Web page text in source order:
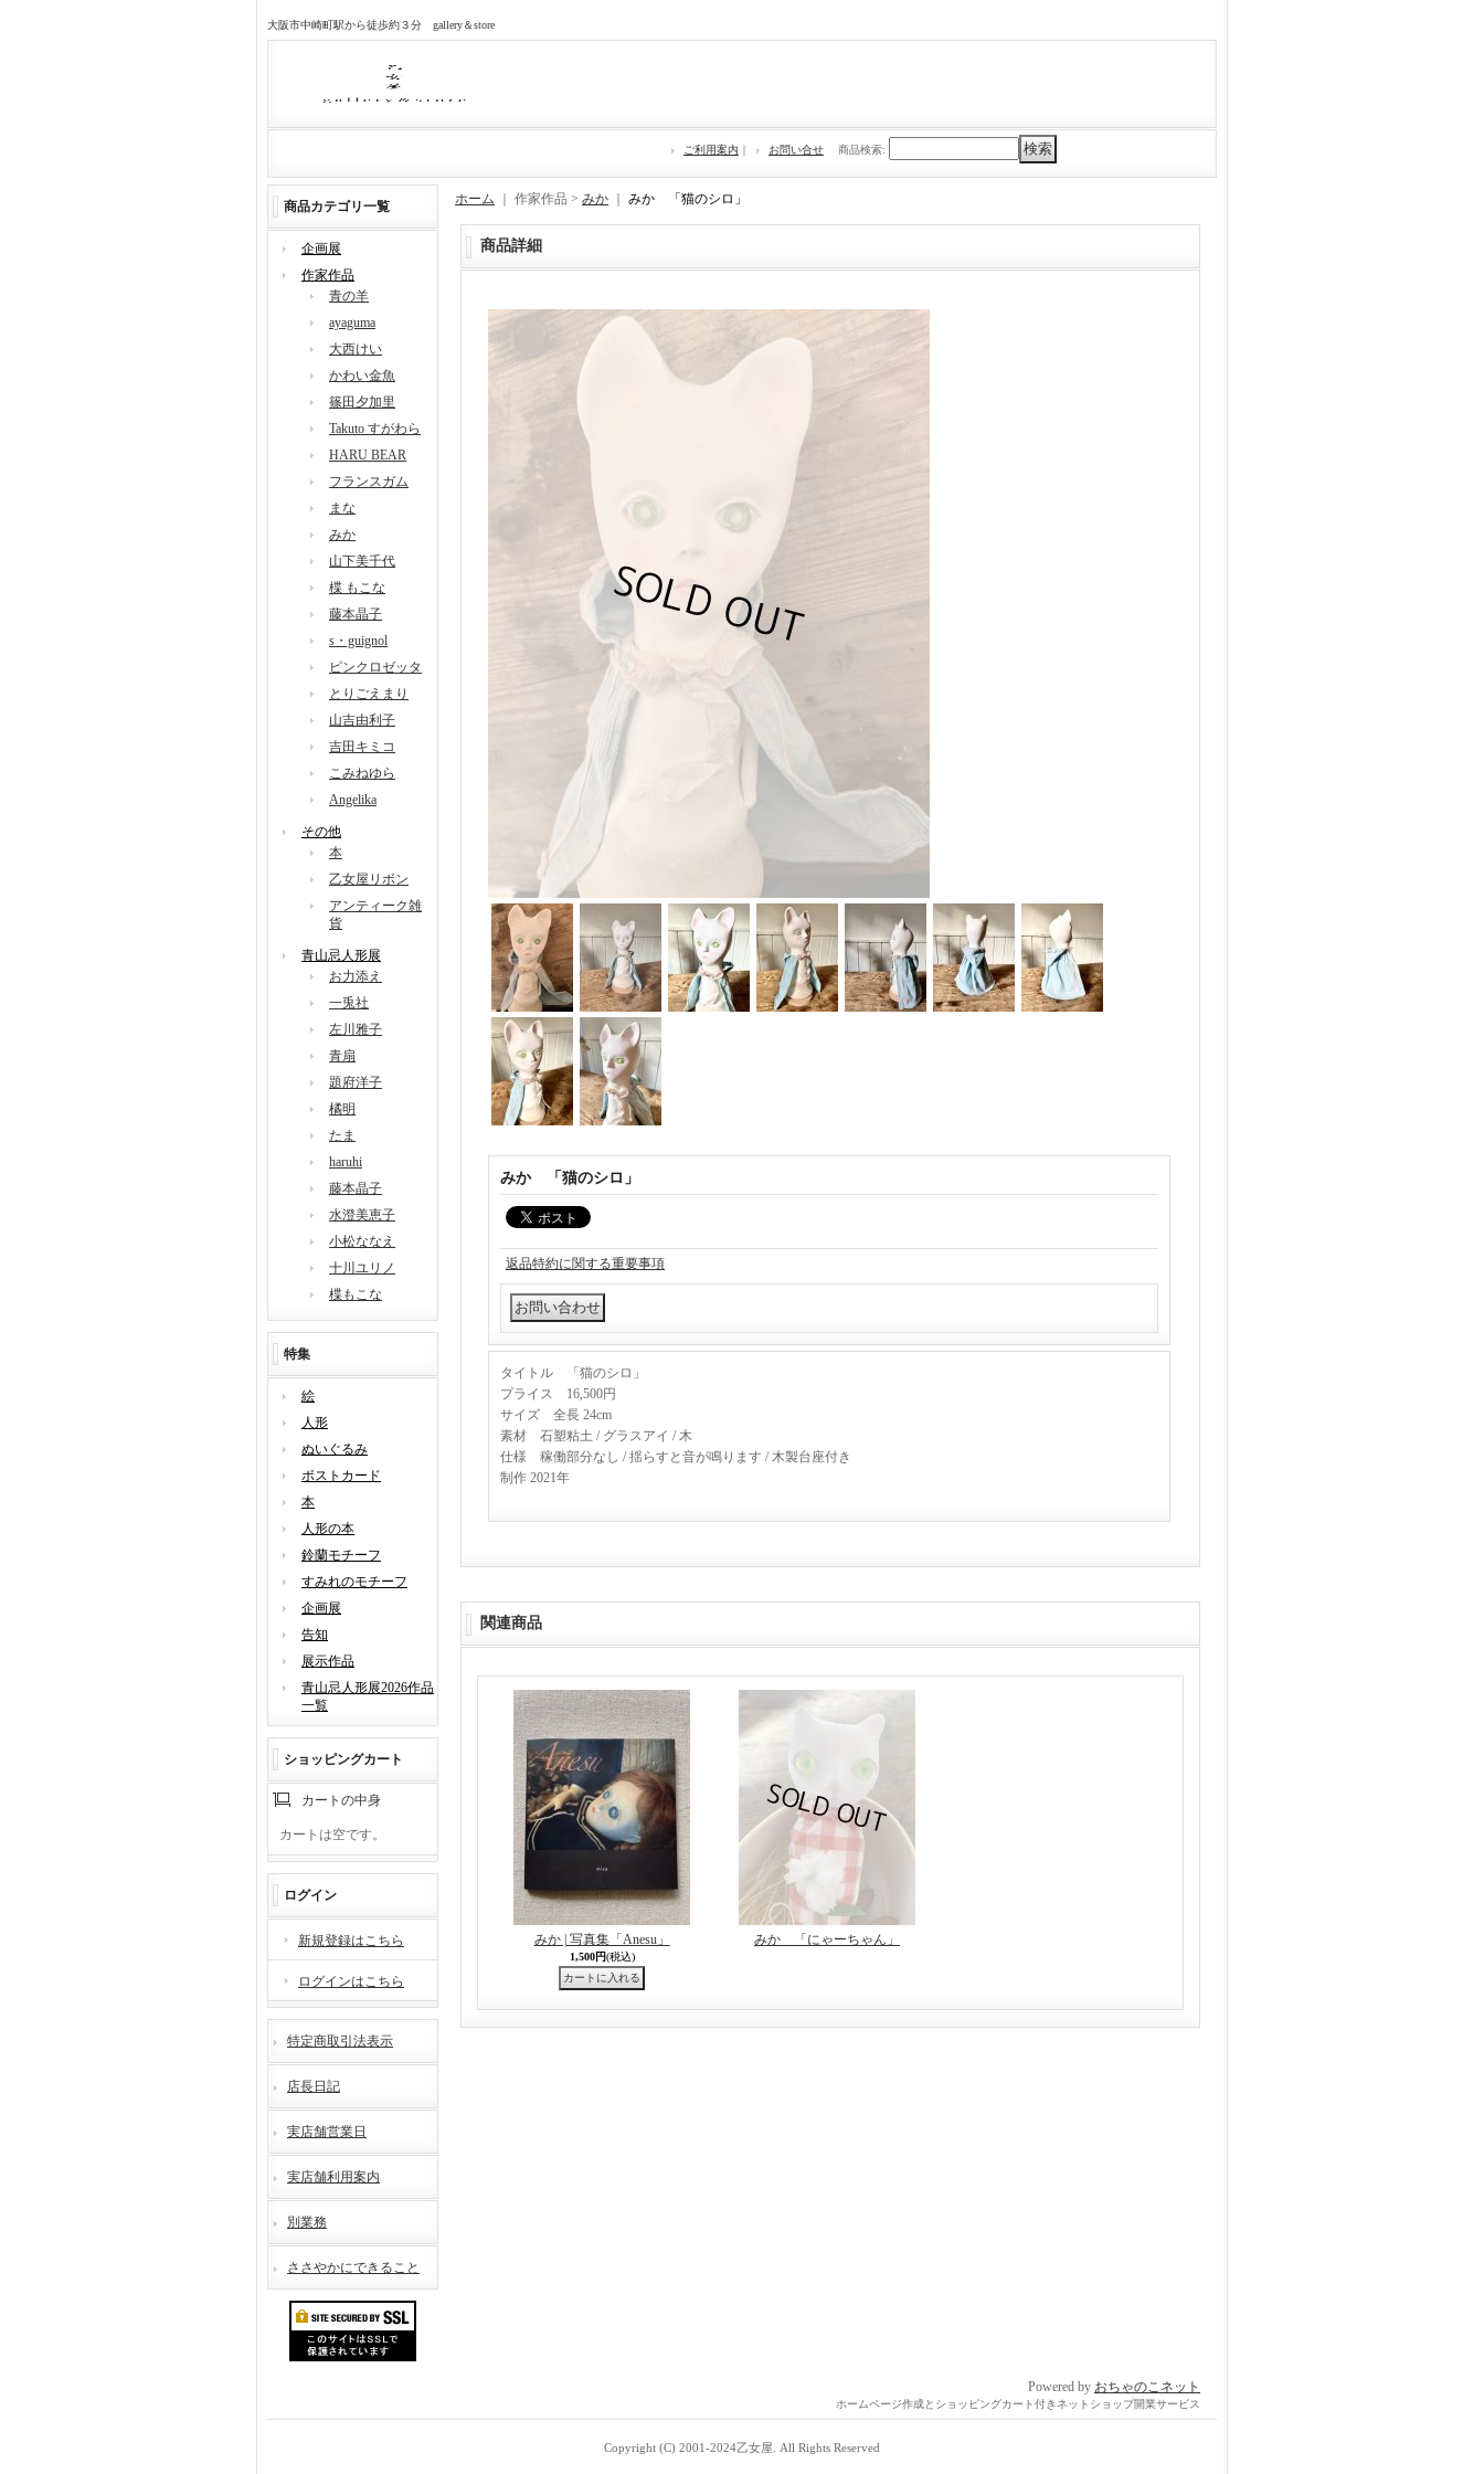
大阪市中崎町駅から徒歩約３分 gallery＆store
ご利用案内 ｜ お問い合せ 商品検索:
商品カテゴリ一覧
企画展
作家作品
青の羊
ayaguma
大西けい
かわい金魚
篠田夕加里
Takuto すがわら
HARU BEAR
フランスガム
まな
みか
山下美千代
楪 もこな
藤本晶子
s・guignol
ピンクロゼッタ
とりごえまり
山吉由利子
吉田キミコ
こみねゆら
Angelika
その他
本
乙女屋リボン
アンティーク雑
貨
青山忌人形展
お力添え
一兎社
左川雅子
青扇
題府洋子
橘明
たま
haruhi
藤本晶子
水澄美恵子
小松ななえ
十川ユリノ
楪もこな
特集
絵
人形
ぬいぐるみ
ポストカード
本
人形の本
鈴蘭モチーフ
すみれのモチーフ
企画展
告知
展示作品
青山忌人形展2026作品
一覧
ショッピングカート
カートの中身
カートは空です。
ログイン
新規登録はこちら
ログインはこちら
特定商取引法表示
店長日記
実店舗営業日
実店舗利用案内
別業務
ささやかにできること
ホーム ｜ 作家作品 > みか みか 「猫のシロ」
商品詳細
みか 「猫のシロ」
返品特約に関する重要事項
タイトル 「猫のシロ」
プライス 16,500円
サイズ 全長 24cm
素材 石塑粘土 / グラスアイ / 木
仕様 稼働部分なし / 揺らすと音が鳴ります / 木製台座付き
制作 2021年
関連商品
みか | 写真集「Anesu」
1,500円(税込)
みか 「にゃーちゃん」
Powered by おちゃのこネット
ホームページ作成とショッピングカート付きネットショップ開業サービス
Copyright (C) 2001-2024乙女屋. All Rights Reserved